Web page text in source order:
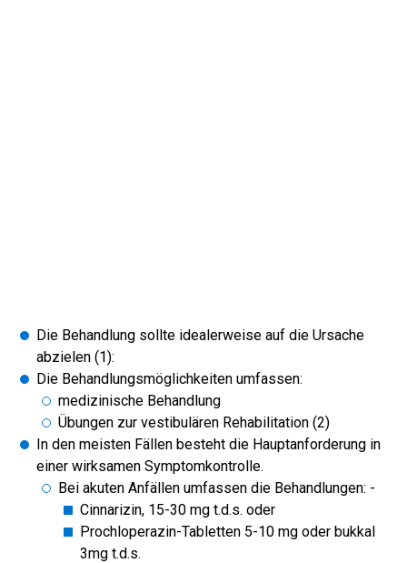
Die Behandlung sollte idealerweise auf die Ursache
abzielen (1):
Die Behandlungsmöglichkeiten umfassen:
medizinische Behandlung
Übungen zur vestibulären Rehabilitation (2)
In den meisten Fällen besteht die Hauptanforderung in
einer wirksamen Symptomkontrolle.
Bei akuten Anfällen umfassen die Behandlungen: -
Cinnarizin, 15-30 mg t.d.s. oder
Prochloperazin-Tabletten 5-10 mg oder bukkal
3mg t.d.s.